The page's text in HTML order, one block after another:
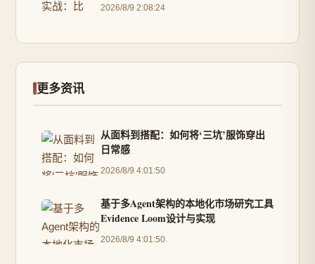
2026/8/9 2:08:24
更多资讯
从面料到搭配：如何将‘三坑’服饰穿出
日常感
2026/8/9 4:01:50
基于多Agent架构的本地化市场研究工具
Evidence Loom设计与实现
2026/8/9 4:01:50